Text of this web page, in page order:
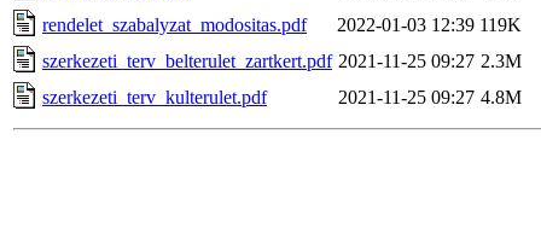
rendelet_szabalyzat_modositas.pdf
2022-01-03 12:39 119K
szerkezeti_terv_belterulet_zartkert.pdf 2021-11-25 09:27 2.3M
szerkezeti_terv_kulterulet.pdf
2021-11-25 09:27 4.8M